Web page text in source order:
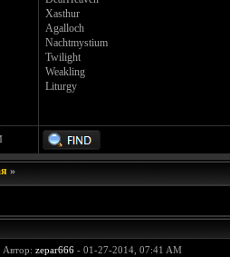
Xasthur
Agalloch
Nachtmystium
Twilight
Weakling
Liturgy
»
Автор: zepar666- 01-27-2014, 07:41 AM